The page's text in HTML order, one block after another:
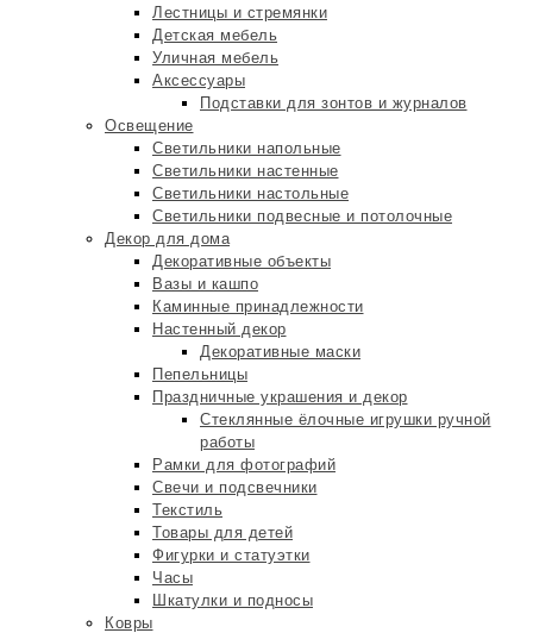
Лестницы и стремянки
Детская мебель
Уличная мебель
Аксессуары
Подставки для зонтов и журналов
Освещение
Светильники напольные
Светильники настенные
Светильники настольные
Светильники подвесные и потолочные
Декор для дома
Декоративные объекты
Вазы и кашпо
Каминные принадлежности
Настенный декор
Декоративные маски
Пепельницы
Праздничные украшения и декор
Стеклянные ёлочные игрушки ручной
работы
Рамки для фотографий
Свечи и подсвечники
Текстиль
Товары для детей
Фигурки и статуэтки
Часы
Шкатулки и подносы
Ковры